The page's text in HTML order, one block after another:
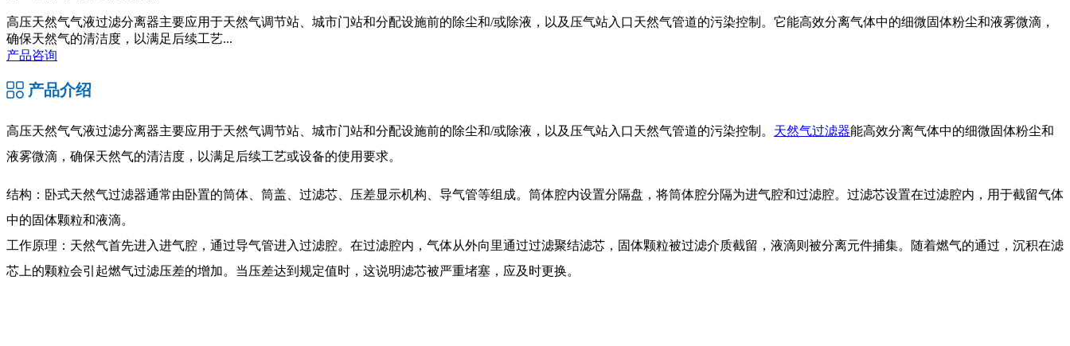
高压天然气气液过滤分离器主要应用于天然气调节站、城市门站和分配设施前的除尘和/或除液，以及压气站入口天然气管道的污染控制。它能高效分离气体中的细微固体粉尘和液雾微滴，
确保天然气的清洁度，以满足后续工艺...
产品咨询
产品介绍
高压天然气气液过滤分离器主要应用于天然气调节站、城市门站和分配设施前的除尘和/或除液，以及压气站入口天然气管道的污染控制。 天然气过滤器能高效分离气体中的细微固体粉尘和
液雾微滴，确保天然气的清洁度，以满足后续工艺或设备的使用要求。
结构：卧式天然气过滤器通常由卧置的筒体、筒盖、过滤芯、压差显示机构、导气管等组成。筒体腔内设置分隔盘，将筒体腔分隔为进气腔和过滤腔。过滤芯设置在过滤腔内，用于截留气体
中的固体颗粒和液滴。
工作原理：天然气首先进入进气腔，通过导气管进入过滤腔。在过滤腔内，气体从外向里通过过滤聚结滤芯，固体颗粒被过滤介质截留，液滴则被分离元件捕集。随着燃气的通过，沉积在滤
芯上的颗粒会引起燃气过滤压差的增加。当压差达到规定值时，这说明滤芯被严重堵塞，应及时更换。